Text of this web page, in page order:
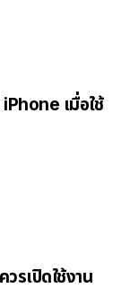
เมื่อใช้
รเปิดใช้งาน